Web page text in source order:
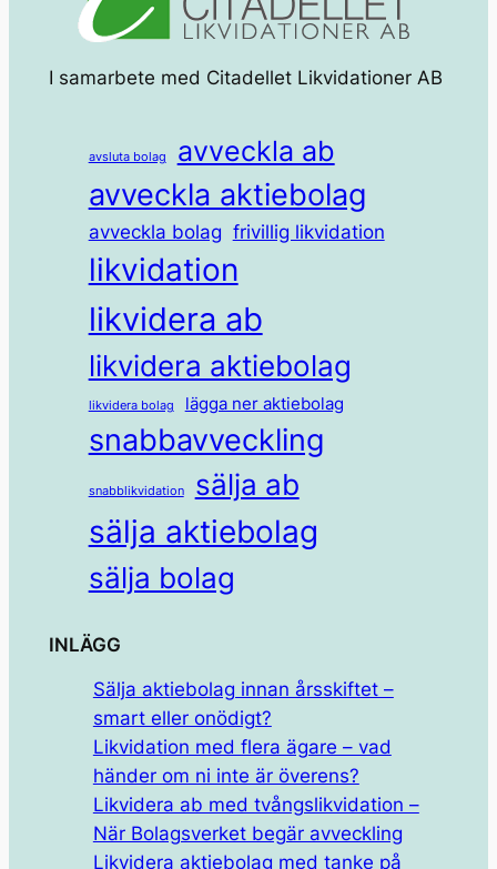
I samarbete med Citadellet Likvidationer AB
avsluta bolag avveckla ab
avveckla aktiebolag
avveckla bolag frivillig likvidation
likvidation
likvidera ab
likvidera aktiebolag
likvidera bolag lägga ner aktiebolag
snabbavveckling
snabblikvidation sälja ab
sälja aktiebolag
sälja bolag
INLÄGG
Sälja aktiebolag innan årsskiftet –
smart eller onödigt?
Likvidation med flera ägare – vad
händer om ni inte är överens?
Likvidera ab med tvångslikvidation –
När Bolagsverket begär avveckling
Likvidera aktiebolag med tanke på